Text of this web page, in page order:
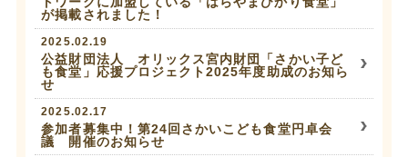
が掲載されました！
2025.02.19
公益財団法人 オリックス宮内財団「さかい子ど
も食堂」応援プロジェクト2025年度助成のお知ら
せ
2025.02.17
参加者募集中！第24回さかいこども食堂円卓会
議 開催のお知らせ